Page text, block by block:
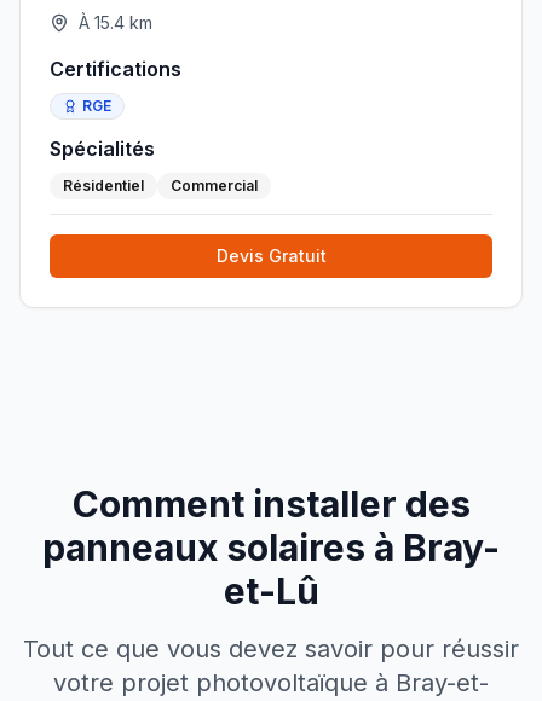
À 15.4 km
Certifications
RGE
Spécialités
Résidentiel Commercial
Devis Gratuit
Comment installer des
panneaux solaires à Bray-
et-Lû
Tout ce que vous devez savoir pour réussir
votre projet photovoltaïque à Bray-et-